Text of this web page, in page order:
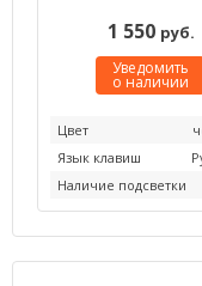
1 550 руб.
Уведомить
о наличии
Цвет
Язык клавиш
Наличие подсветки